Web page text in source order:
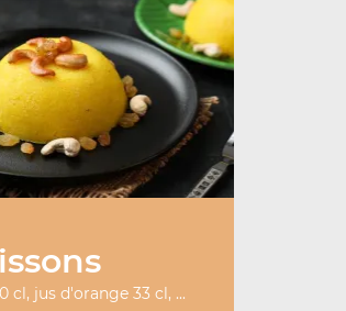
cl, jus d'orange 33 cl, ...